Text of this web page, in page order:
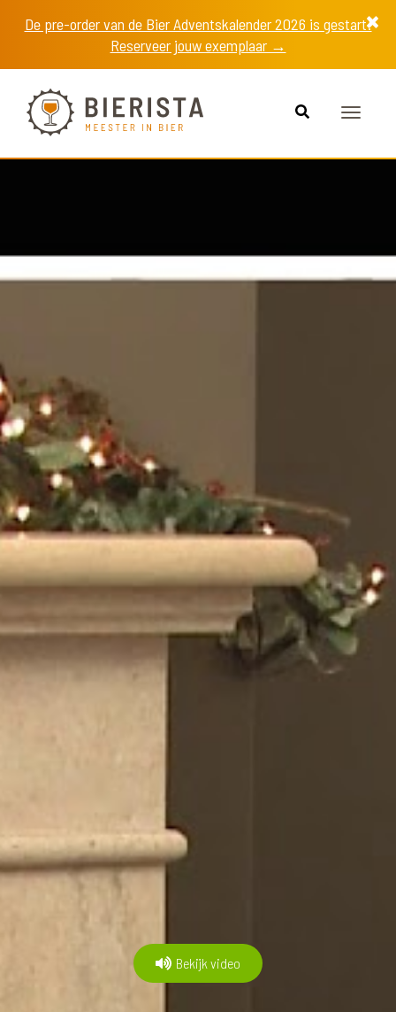
De pre-order van de Bier Adventskalender 2026 is gestart!
Reserveer jouw exemplaar →
Toggle
Bekijk video